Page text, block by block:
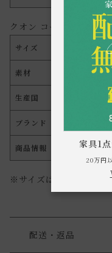
クオン コースター ステ
サイズ 約
素材 ステンレ
生産国
ブランド
商品情報 020-
※サイズは誤差がある場
配送・返品
家具1
20万円